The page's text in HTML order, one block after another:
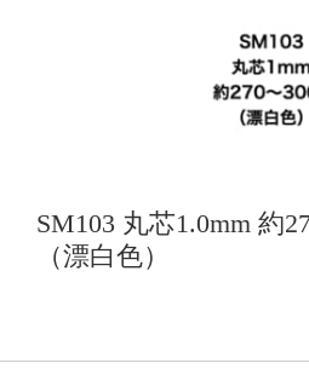
SM103 丸芯1.0mm 約
（漂白色）